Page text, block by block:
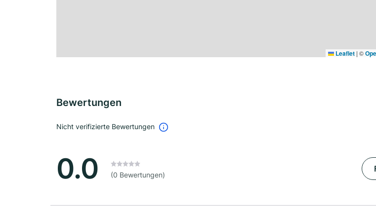
Leaflet | ©
Bewertungen
Nicht verifizierte Bewertungen
0.0 (0 Bewertungen)